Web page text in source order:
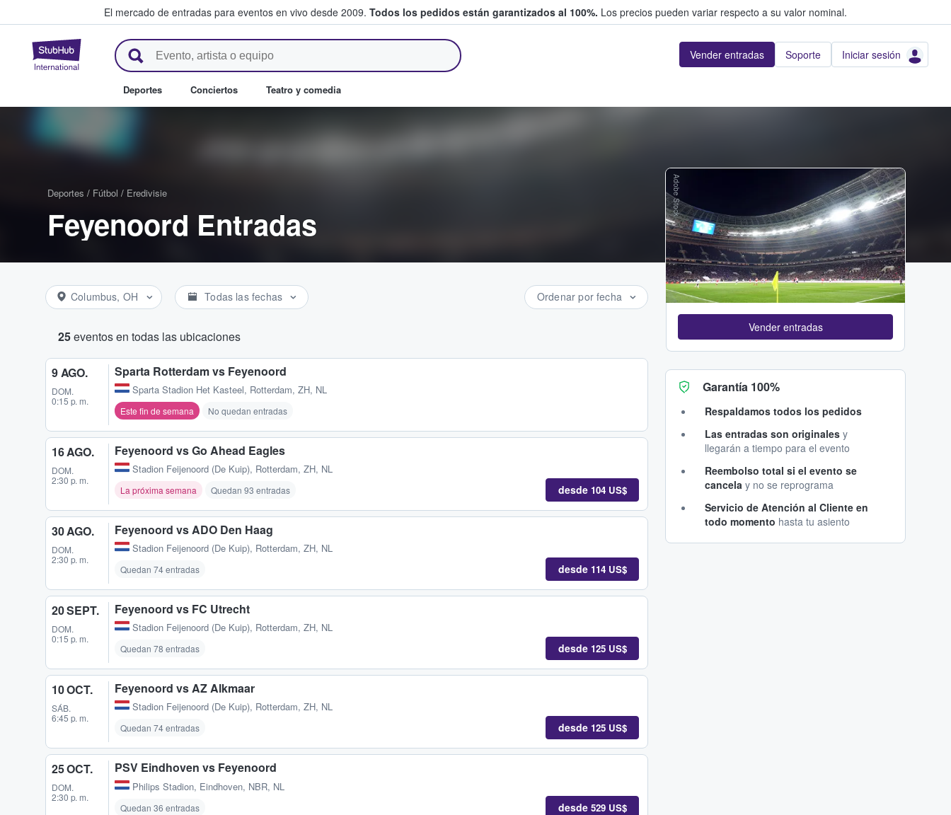
El mercado de entradas para eventos en vivo desde 2009. Todos los pedidos están garantizados al 100%. Los precios pueden variar respecto a su valor nominal.
StubHub: compra y venta de entradas entre fans Vender entradas Soporte Iniciar sesión
Deportes Conciertos Teatro y comedia
Deportes / Fútbol / Eredivisie
Feyenoord Entradas
Columbus, OH Todas las fechas Ordenar por fecha
25eventos en todas las ubicaciones
9 AGO.
DOM.
0:15 p. m.
Sparta Rotterdam vs Feyenoord
Sparta Stadion Het Kasteel, Rotterdam, ZH, NL
Este fin de semana No quedan entradas
16 AGO.
DOM.
2:30 p. m.
Feyenoord vs Go Ahead Eagles
Stadion Feijenoord (De Kuip), Rotterdam, ZH, NL
La próxima semana Quedan 93 entradas desde 104 US$
30 AGO.
DOM.
2:30 p. m.
Feyenoord vs ADO Den Haag
Stadion Feijenoord (De Kuip), Rotterdam, ZH, NL
Quedan 74 entradas desde 114 US$
20 SEPT.
DOM.
0:15 p. m.
Feyenoord vs FC Utrecht
Stadion Feijenoord (De Kuip), Rotterdam, ZH, NL
Quedan 78 entradas desde 125 US$
10 OCT.
SÁB.
6:45 p. m.
Feyenoord vs AZ Alkmaar
Stadion Feijenoord (De Kuip), Rotterdam, ZH, NL
Quedan 74 entradas desde 125 US$
25 OCT.
DOM.
2:30 p. m.
PSV Eindhoven vs Feyenoord
Philips Stadion, Eindhoven, NBR, NL
Quedan 36 entradas desde 529 US$
Adobe Stock
Vender entradas
Garantía 100%
Respaldamos todos los pedidos
Las entradas son originales y
llegarán a tiempo para el evento
Reembolso total si el evento se
cancela y no se reprograma
Servicio de Atención al Cliente en
todo momento hasta tu asiento